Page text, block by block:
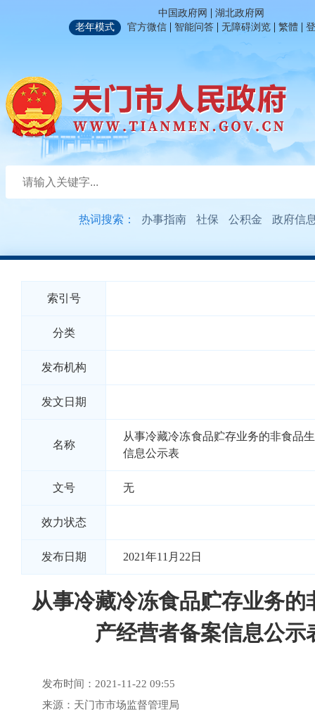
中国政府网 | 湖北政府网
老年模式
官方微信 | 智能问答 | 无障碍浏览 | 繁體 |
热词搜索： 办事指南 社保 公积金 政府信
索引号
分类
发布机构
发文日期
名称
从事冷藏冷冻食品贮存业务的非食品
信息公示表
文号 无
效力状态
发布日期 2021年11月22日
从事冷藏冷冻食品贮存业务的
产经营者备案信息公示
发布时间：2021-11-22 09:55
来源：天门市市场监督管理局